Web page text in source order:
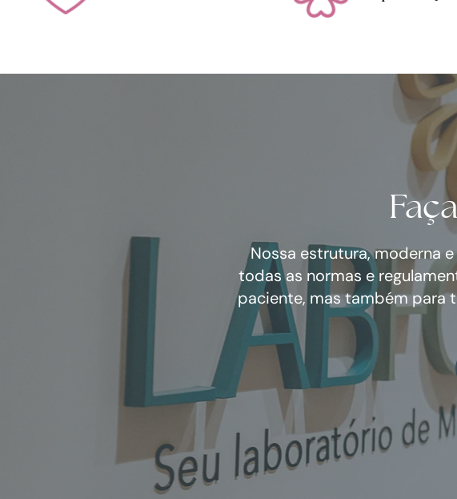
Nossa estrutura, moderna
todas as normas e
paciente, mas também para